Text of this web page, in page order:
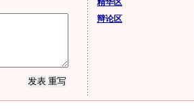
精华区
辩论区